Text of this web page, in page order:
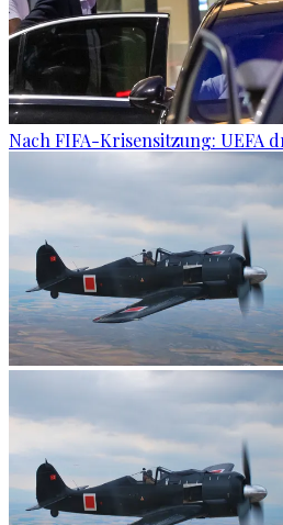
Nach FIFA-Krisensitzung: UEFA